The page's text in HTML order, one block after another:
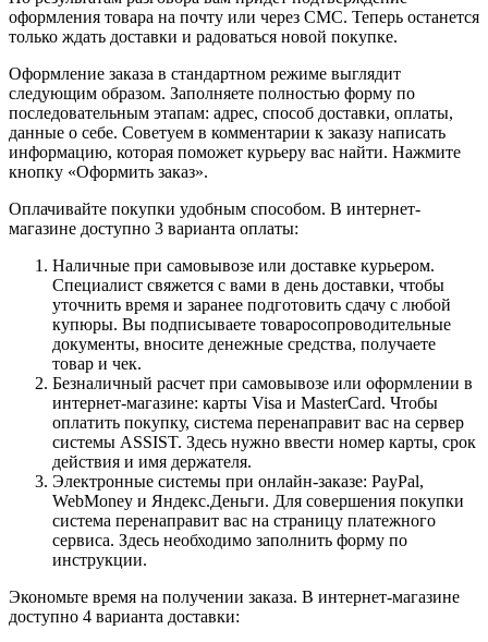
оформления товара на почту или через СМС. Теперь останется
только ждать доставки и радоваться новой покупке.
Оформление заказа в стандартном режиме выглядит
следующим образом. Заполняете полностью форму по
последовательным этапам: адрес, способ доставки, оплаты,
данные о себе. Советуем в комментарии к заказу написать
информацию, которая поможет курьеру вас найти. Нажмите
кнопку «Оформить заказ».
Оплачивайте покупки удобным способом. В интернет-
магазине доступно 3 варианта оплаты:
Наличные при самовывозе или доставке курьером.
Специалист свяжется с вами в день доставки, чтобы
уточнить время и заранее подготовить сдачу с любой
купюры. Вы подписываете товаросопроводительные
документы, вносите денежные средства, получаете
товар и чек.
Безналичный расчет при самовывозе или оформлении в
интернет-магазине: карты Visa и MasterCard. Чтобы
оплатить покупку, система перенаправит вас на сервер
системы ASSIST. Здесь нужно ввести номер карты, срок
действия и имя держателя.
Электронные системы при онлайн-заказе: PayPal,
WebMoney и Яндекс.Деньги. Для совершения покупки
система перенаправит вас на страницу платежного
сервиса. Здесь необходимо заполнить форму по
инструкции.
Экономьте время на получении заказа. В интернет-магазине
доступно 4 варианта доставки: